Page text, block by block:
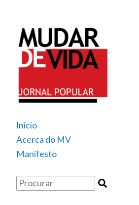
Início
Acerca do MV
Manifesto